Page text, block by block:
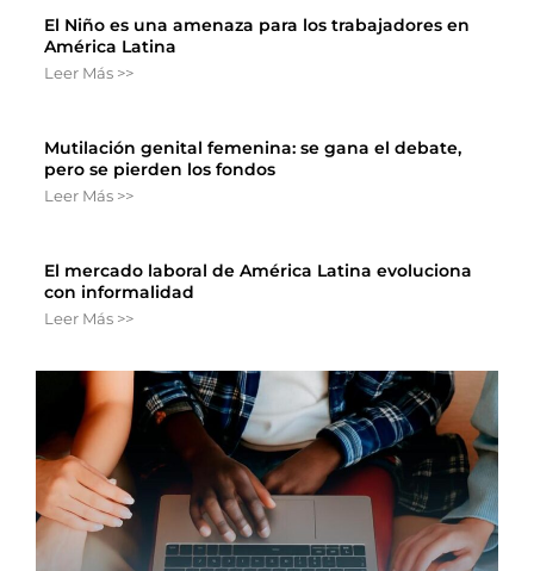
El Niño es una amenaza para los trabajadores en
América Latina
Leer Más >>
Mutilación genital femenina: se gana el debate,
pero se pierden los fondos
Leer Más >>
El mercado laboral de América Latina evoluciona
con informalidad
Leer Más >>